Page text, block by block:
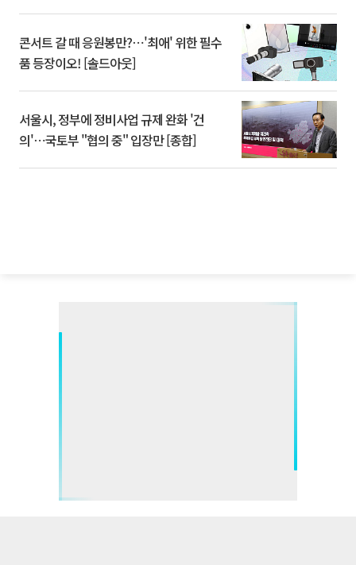
콘서트 갈 때 응원봉만?⋯'최애' 위한 필수
품 등장이오! [솔드아웃]
서울시, 정부에 정비사업 규제 완화 '건
의'⋯국토부 "협의 중" 입장만 [종합]